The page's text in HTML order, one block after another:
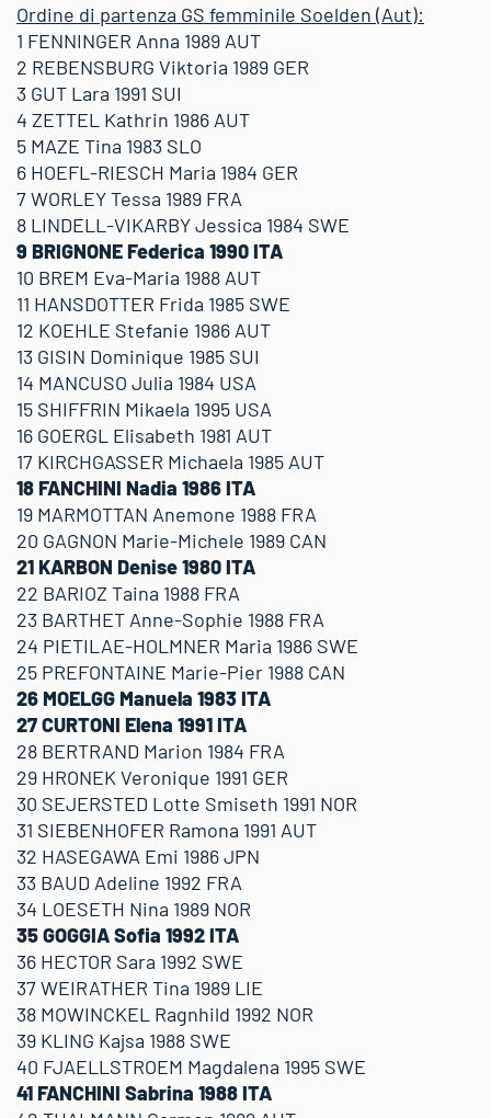
Ordine di partenza GS femminile Soelden (Aut):
1 FENNINGER Anna 1989 AUT
2 REBENSBURG Viktoria 1989 GER
3 GUT Lara 1991 SUI
4 ZETTEL Kathrin 1986 AUT
5 MAZE Tina 1983 SLO
6 HOEFL-RIESCH Maria 1984 GER
7 WORLEY Tessa 1989 FRA
8 LINDELL-VIKARBY Jessica 1984 SWE
9 BRIGNONE Federica 1990 ITA
10 BREM Eva-Maria 1988 AUT
11 HANSDOTTER Frida 1985 SWE
12 KOEHLE Stefanie 1986 AUT
13 GISIN Dominique 1985 SUI
14 MANCUSO Julia 1984 USA
15 SHIFFRIN Mikaela 1995 USA
16 GOERGL Elisabeth 1981 AUT
17 KIRCHGASSER Michaela 1985 AUT
18 FANCHINI Nadia 1986 ITA
19 MARMOTTAN Anemone 1988 FRA
20 GAGNON Marie-Michele 1989 CAN
21 KARBON Denise 1980 ITA
22 BARIOZ Taina 1988 FRA
23 BARTHET Anne-Sophie 1988 FRA
24 PIETILAE-HOLMNER Maria 1986 SWE
25 PREFONTAINE Marie-Pier 1988 CAN
26 MOELGG Manuela 1983 ITA
27 CURTONI Elena 1991 ITA
28 BERTRAND Marion 1984 FRA
29 HRONEK Veronique 1991 GER
30 SEJERSTED Lotte Smiseth 1991 NOR
31 SIEBENHOFER Ramona 1991 AUT
32 HASEGAWA Emi 1986 JPN
33 BAUD Adeline 1992 FRA
34 LOESETH Nina 1989 NOR
35 GOGGIA Sofia 1992 ITA
36 HECTOR Sara 1992 SWE
37 WEIRATHER Tina 1989 LIE
38 MOWINCKEL Ragnhild 1992 NOR
39 KLING Kajsa 1988 SWE
40 FJAELLSTROEM Magdalena 1995 SWE
41 FANCHINI Sabrina 1988 ITA